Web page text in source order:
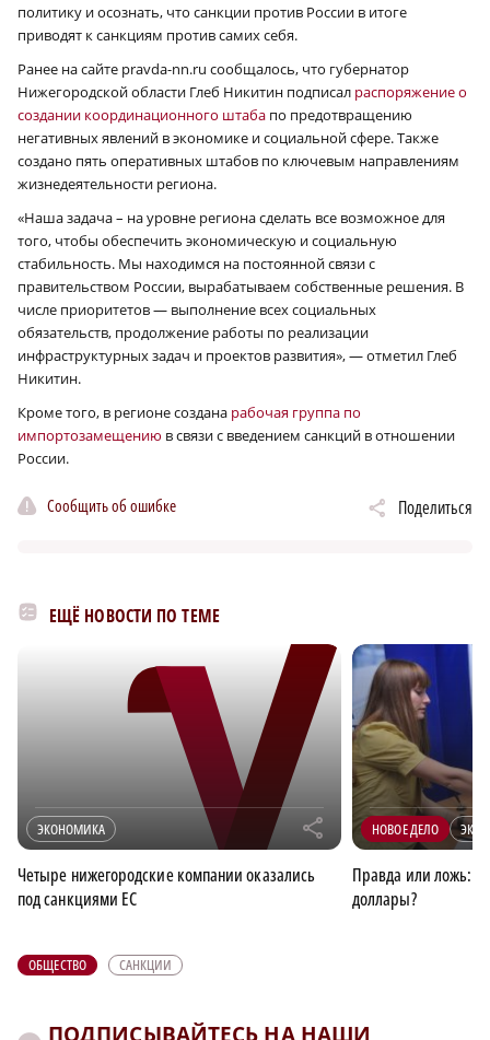
политику и осознать, что санкции против России в итоге
приводят к санкциям против самих себя.
Ранее на сайте pravda-nn.ru сообщалось, что губернатор
Нижегородской области Глеб Никитин подписал распоряжение о
создании координационного штаба по предотвращению
негативных явлений в экономике и социальной сфере. Также
создано пять оперативных штабов по ключевым направлениям
жизнедеятельности региона.
«Наша задача – на уровне региона сделать все возможное для
того, чтобы обеспечить экономическую и социальную
стабильность. Мы находимся на постоянной связи с
правительством России, вырабатываем собственные решения. В
числе приоритетов — выполнение всех социальных
обязательств, продолжение работы по реализации
инфраструктурных задач и проектов развития», — отметил Глеб
Никитин.
Кроме того, в регионе создана рабочая группа по
импортозамещению в связи с введением санкций в отношении
России.
Сообщить об ошибке Поделиться
ЕЩЁ НОВОСТИ ПО ТЕМЕ
ЭКОНОМИКА r
Четыре нижегородские компании оказались
под санкциями ЕС
НОВОЕ ДЕЛО
Правда или ложь: в
доллары?
ОБЩЕСТВО САНКЦИИ
ПОДПИСЫВАЙТЕСЬ НА НАШИ